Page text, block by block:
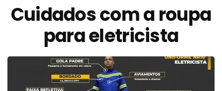
Cuidados com a roupa
para eletricista